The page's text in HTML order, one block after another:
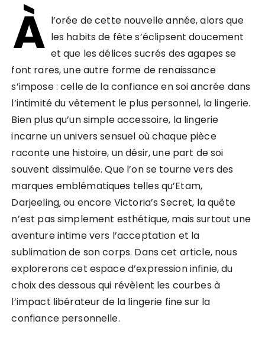
À l’orée de cette nouvelle année, alors que
les habits de fête s’éclipsent doucement
et que les délices sucrés des agapes se
font rares, une autre forme de renaissance
s’impose : celle de la confiance en soi ancrée dans
l’intimité du vêtement le plus personnel, la lingerie.
Bien plus qu’un simple accessoire, la lingerie
incarne un univers sensuel où chaque pièce
raconte une histoire, un désir, une part de soi
souvent dissimulée. Que l’on se tourne vers des
marques emblématiques telles qu’Etam,
Darjeeling, ou encore Victoria’s Secret, la quête
n’est pas simplement esthétique, mais surtout une
aventure intime vers l’acceptation et la
sublimation de son corps. Dans cet article, nous
explorerons cet espace d’expression infinie, du
choix des dessous qui révèlent les courbes à
l’impact libérateur de la lingerie fine sur la
confiance personnelle.